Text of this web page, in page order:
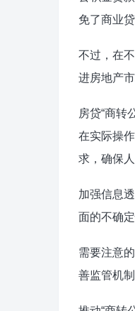
免了商业
不过，在
进房地产
房贷“商转
在实际操
求，确保
加强信息
面的不确
需要注意
善监管机